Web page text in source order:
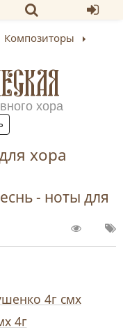
Композиторы
хора
хора
- ноты для
4г смх
4г